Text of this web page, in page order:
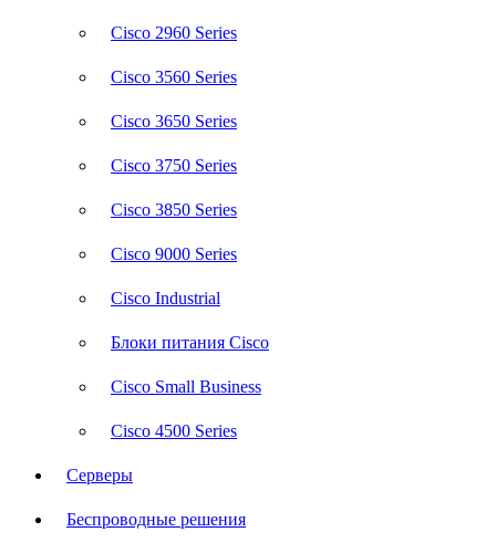
Cisco 2960 Series
Cisco 3560 Series
Cisco 3650 Series
Cisco 3750 Series
Cisco 3850 Series
Cisco 9000 Series
Cisco Industrial
Блоки питания Cisco
Cisco Small Business
Cisco 4500 Series
Серверы
Беспроводные решения